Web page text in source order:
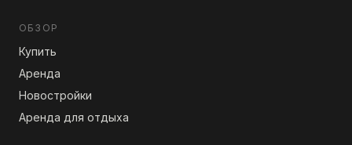
ОБЗОР
Купить
Аренда
Новостройки
Аренда для отдыха